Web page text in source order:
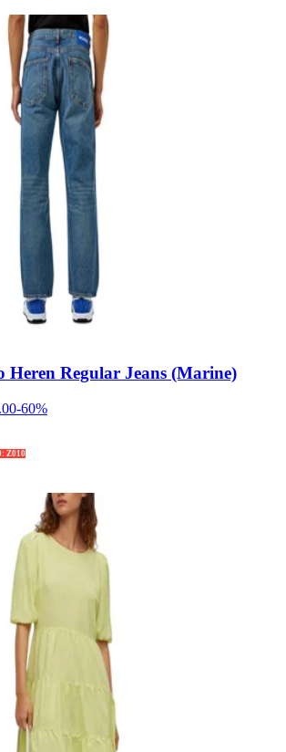
Heren Regular Jeans (Marine)
-60%
Z010